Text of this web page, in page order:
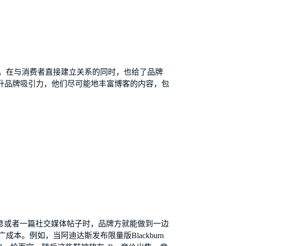
在与消费者直接建立关系的同时，也给了品牌
品牌吸引力，他们尽可能地丰富博客的内容，包
者一篇社交媒体帖子时，品牌方就能做到一边
本。例如，当阿迪达斯发布限量版Blackburn